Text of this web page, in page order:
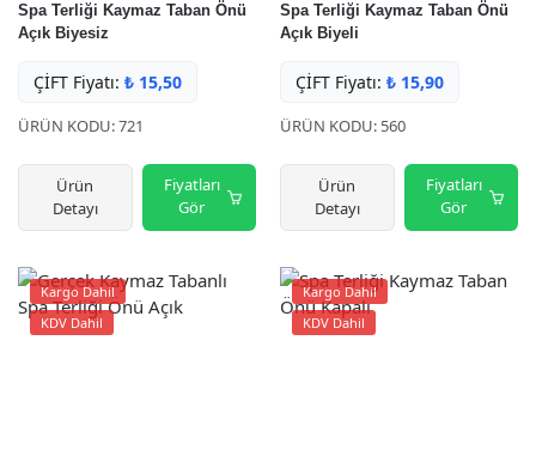
Spa Terliği Kaymaz Taban Önü
Açık Biyesiz
ÇİFT Fiyatı: ₺ 15,50
ÜRÜN KODU: 721
Ürün
Detayı
Fiyatları
Gör
Spa Terliği Kaymaz Taban Önü
Açık Biyeli
ÇİFT Fiyatı: ₺ 15,90
ÜRÜN KODU: 560
Ürün
Detayı
Fiyatları
Gör
Kargo Dahil
KDV Dahil
Kargo Dahil
KDV Dahil